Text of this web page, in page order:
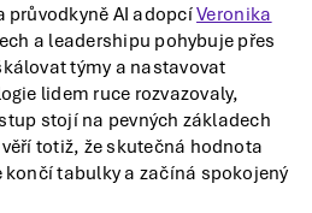
průvodkyně AI adopcíVeronika
a leadershipu pohybuje přes
týmy a nastavovat
lidem ruce rozvazovaly,
stojí na pevných základech
totiž, že skutečná hodnota
tabulky a začíná spokojený